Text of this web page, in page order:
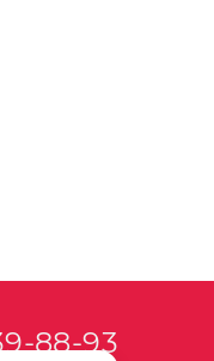
88-93